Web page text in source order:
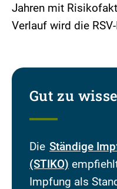
Jahren mit
Verlauf wird die
Gut zu
Die Ständige
(STIKO)
Impfung als